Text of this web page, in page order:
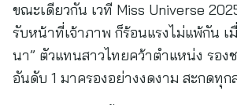
ขณะเดียวกัน เวที Miss Universe
รับหน้าที่เจ้าภาพ ก็ร้อนแรงไม่แพ้กัน เ
นา” ตัวแทนสาวไทยคว้าตำแหน่ง รอง
อันดับ 1 มาครองอย่างงดงาม สะกดทุก